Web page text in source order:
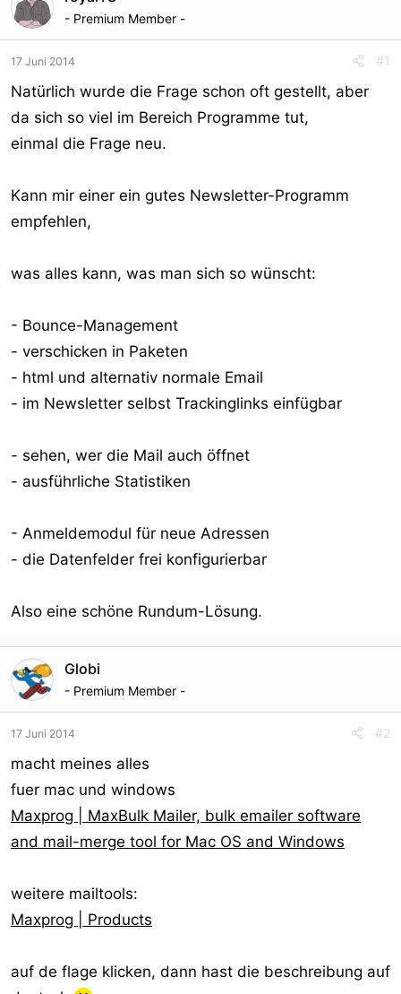
m
e
s
t
r
t
t
m
- Premium Member -
17 Juni 2014 #1
Natürlich wurde die Frage schon oft gestellt, aber
da sich so viel im Bereich Programme tut,
einmal die Frage neu.
Kann mir einer ein gutes Newsletter-Programm
empfehlen,
was alles kann, was man sich so wünscht:
- Bounce-Management
- verschicken in Paketen
- html und alternativ normale Email
- im Newsletter selbst Trackinglinks einfügbar
- sehen, wer die Mail auch öffnet
- ausführliche Statistiken
- Anmeldemodul für neue Adressen
- die Datenfelder frei konfigurierbar
Also eine schöne Rundum-Lösung.
Globi
- Premium Member -
17 Juni 2014 #2
macht meines alles
fuer mac und windows
Maxprog | MaxBulk Mailer, bulk emailer software
and mail-merge tool for Mac OS and Windows
weitere mailtools:
Maxprog | Products
auf de flage klicken, dann hast die beschreibung auf